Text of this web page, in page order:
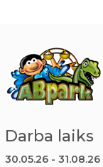
Darba laiks
30.05.26 - 31.08.26